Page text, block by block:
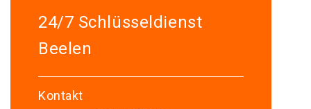
24/7 Schlüsseldienst
Beelen
Kontakt